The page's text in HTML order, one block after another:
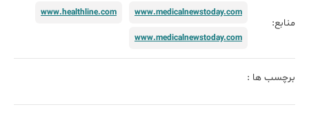
منابع:
www.medicalnewstoday.com
www.healthline.com
www.medicalnewstoday.com
برچسب ها :